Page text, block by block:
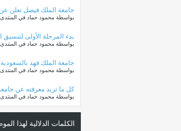
جامعة الملك فيصل تعلن
بواسطة محمود حماد في المنتدى
بدء المرحلة الأولى لتنسيق
بواسطة محمود حماد في المنتدى
جامعة الملك فهد
بواسطة محمود حماد في المنتدى
كل ما تريد معرفته عن
بواسطة محمود حماد في المنتدى
الكلمات الدلالية لهذا